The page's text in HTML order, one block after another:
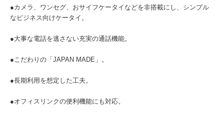
●カメラ、ワンセグ、おサイフケータイなどを非搭載にし、シンプル
なビジネス向けケータイ。
●大事な電話を逃さない充実の通話機能。
●こだわりの「JAPAN MADE」。
●長期利用を想定した工夫。
●オフィスリンクの便利機能にも対応。